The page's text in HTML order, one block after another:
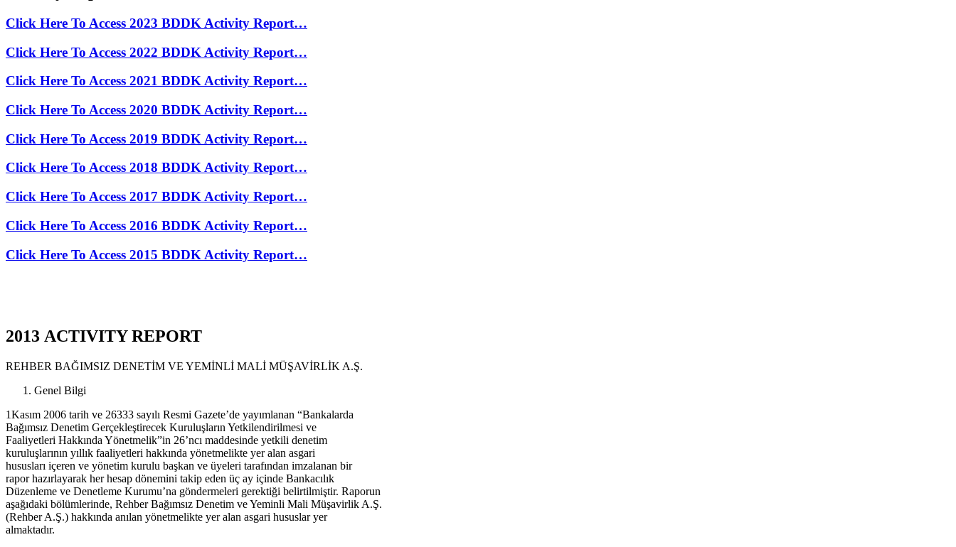
Click Here To Access 2023 BDDK Activity Report…
Click Here To Access 2022 BDDK Activity Report…
Click Here To Access 2021 BDDK Activity Report…
Click Here To Access 2020 BDDK Activity Report…
Click Here To Access 2019 BDDK Activity Report…
Click Here To Access 2018 BDDK Activity Report…
Click Here To Access 2017 BDDK Activity Report…
Click Here To Access 2016 BDDK Activity Report…
Click Here To Access 2015 BDDK Activity Report…
2013 ACTIVITY REPORT
REHBER BAĞIMSIZ DENETİM VE YEMİNLİ MALİ MÜŞAVİRLİK A.Ş.
Genel Bilgi
1Kasım 2006 tarih ve 26333 sayılı Resmi Gazete’de yayımlanan “Bankalarda
Bağımsız Denetim Gerçekleştirecek Kuruluşların Yetkilendirilmesi ve
Faaliyetleri Hakkında Yönetmelik”in 26’ncı maddesinde yetkili denetim
kuruluşlarının yıllık faaliyetleri hakkında yönetmelikte yer alan asgari
hususları içeren ve yönetim kurulu başkan ve üyeleri tarafından imzalanan bir
rapor hazırlayarak her hesap dönemini takip eden üç ay içinde Bankacılık
Düzenleme ve Denetleme Kurumu’na göndermeleri gerektiği belirtilmiştir. Raporun
aşağıdaki bölümlerinde, Rehber Bağımsız Denetim ve Yeminli Mali Müşavirlik A.Ş.
(Rehber A.Ş.) hakkında anılan yönetmelikte yer alan asgari hususlar yer
almaktadır.